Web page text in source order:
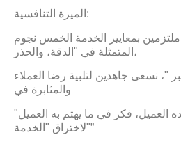
الميزة التنافسية:
بمعايير الخدمة الخمس نجوم
المتمثلة في "الدقة، والحذر،
"، نسعى جاهدين لتلبية رضا العملاء
والمثابرة في
العميل، فكر في ما يهتم به العميل"
لاختراق "الخدمة"”